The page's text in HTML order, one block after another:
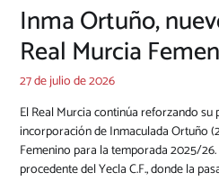
Inma Ortuño,
Real Murcia
27 de julio de 2026
El Real Murcia continúa reforzando
incorporación de Inmaculada Ortuño
Femenino para la temporada 2025/
procedente del Yecla C.F., donde la